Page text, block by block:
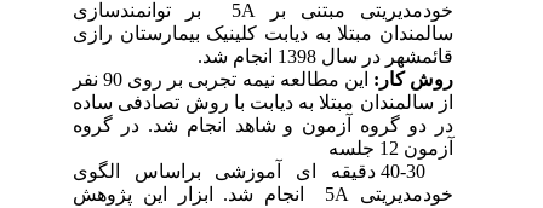
خودمدیریتی مبتنی بر 5A بر توانمندسازی
سالمندان مبتلا به دیابت کلینیک بیمارستان رازی
قائمشهر در سال 1398 انجام شد.
روش کار:
این مطالعه نیمه تجربی بر روی 90 نفر
از سالمندان مبتلا به دیابت با روش تصادفی ساده
در دو گروه آزمون و شاهد انجام شد. در گروه
آزمون 12 جلسه
40-30 دقیقه ای آموزشی براساس الگوی
خودمدیریتی 5A انجام شد. ابزار این پژوهش